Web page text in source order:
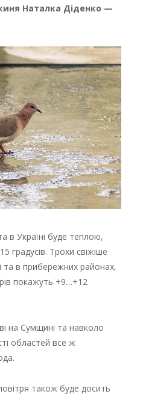
Наталка Діденко —
в Україні буде теплою,
градусів. Трохи свіжіше
та в прибережних районах,
покажуть +9…+12
на Сумщині та навколо
областей все ж
також буде досить